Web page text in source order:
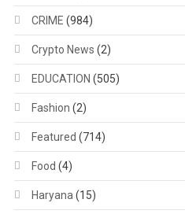
CRIME (984)
Crypto News (2)
EDUCATION (505)
Fashion (2)
Featured (714)
Food (4)
Haryana (15)